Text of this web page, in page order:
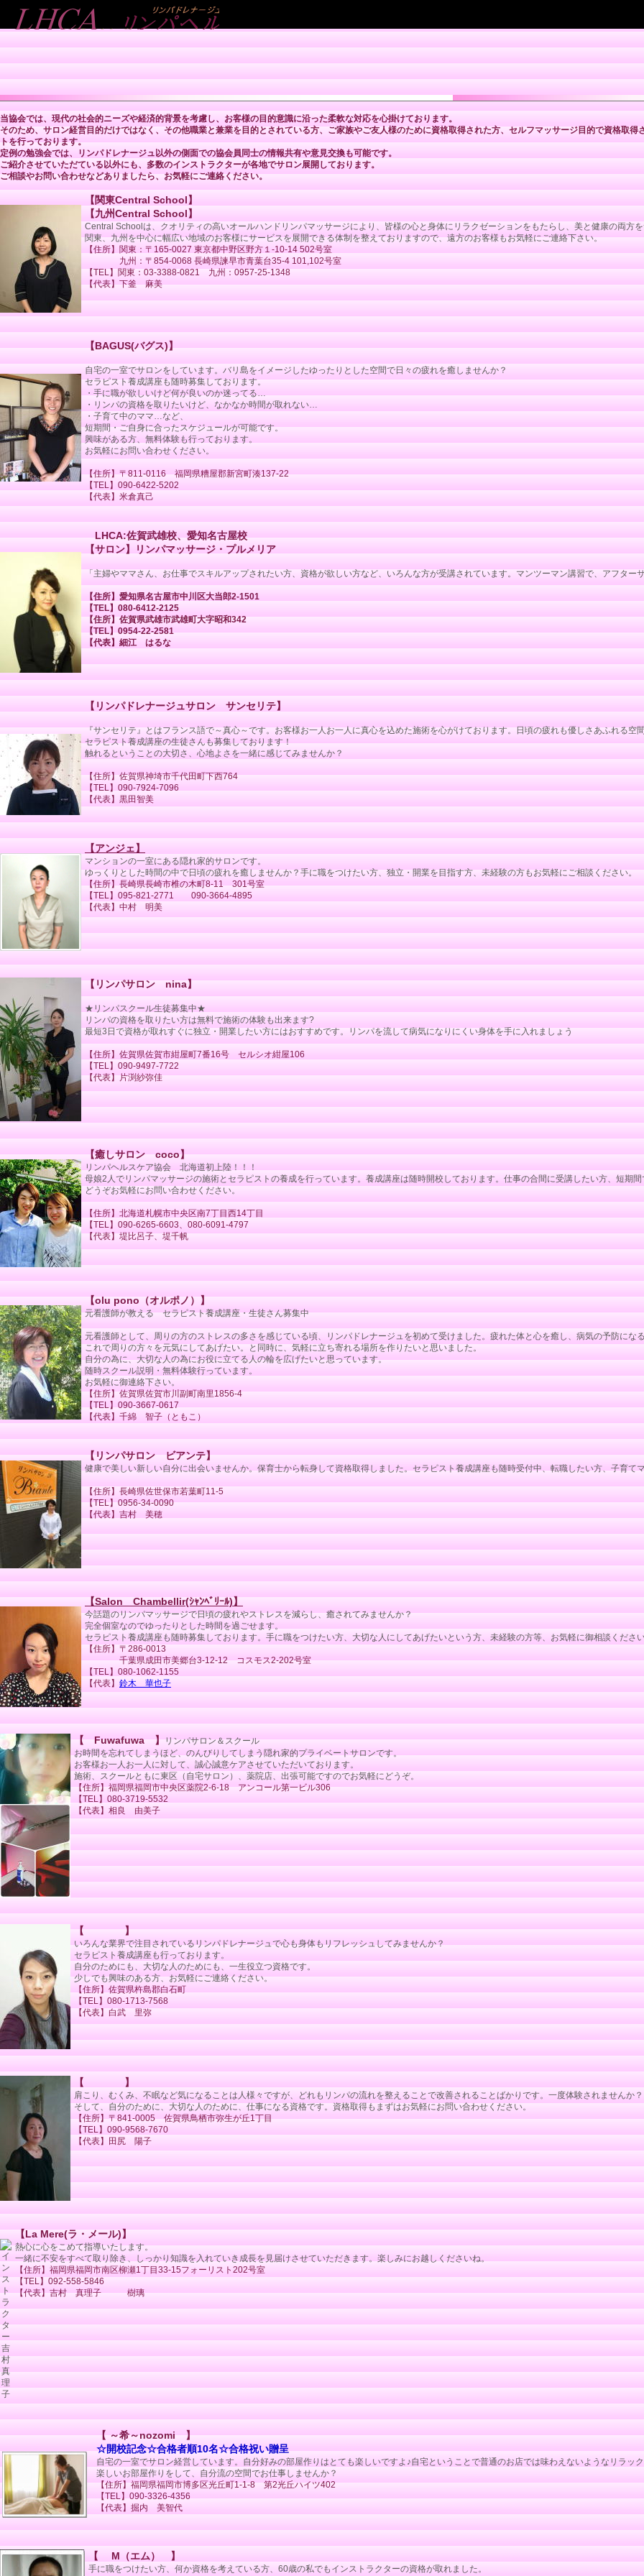
当協会では、現代の社会的ニーズや経済的背景を考慮し、お客様の目的意識に沿った柔軟な対応を心掛けております。
そのため、サロン経営目的だけではなく、その他職業と兼業を目的とされている方、ご家族やご友人様のために資格取得された方、セルフマッサージ目的で資格取
トを行っております。
定例の勉強会では、リンパドレナージュ以外の側面での協会員同士の情報共有や意見交換も可能です。
ご紹介させていただている以外にも、多数のインストラクターが各地でサロン展開しております。
ご相談やお問い合わせなどありましたら、お気軽にご連絡ください。
【関東Central School】
【九州Central School】
Central Schoolは、クオリティの高いオールハンドリンパマッサージにより、皆様の心と身体にリラクゼーションをもたらし、美と健康の両方
関東、九州を中心に幅広い地域のお客様にサービスを展開できる体制を整えておりますので、遠方のお客様もお気軽にご連絡下さい。
【住所】関東：〒165-0027 東京都中野区野方１-10-14 502号室
九州：〒854-0068 長崎県諫早市青葉台35-4 101,102号室
【TEL】関東：03-3388-0821 九州：0957-25-1348
【代表】下釜 麻美
【BAGUS(バグス)】
自宅の一室でサロンをしています。バリ島をイメージしたゆったりとした空間で日々の疲れを癒しませんか？
セラピスト養成講座も随時募集しております。
・手に職が欲しいけど何が良いのか迷ってる…
・リンパの資格を取りたいけど、なかなか時間が取れない…
・子育て中のママ…など、
短期間・ご自身に合ったスケジュールが可能です。
興味がある方、無料体験も行っております。
お気軽にお問い合わせください。
【住所】〒811-0116 福岡県糟屋郡新宮町湊137-22
【TEL】090-6422-5202
【代表】米倉真己
LHCA:佐賀武雄校、愛知名古屋校
【サロン】リンパマッサージ・プルメリア
「主婦やママさん、お仕事でスキルアップされたい方、資格が欲しい方など、いろんな方が受講されています。マンツーマン講習で、アフター
【住所】愛知県名古屋市中川区大当郎2-1501
【TEL】080-6412-2125
【住所】佐賀県武雄市武雄町大字昭和342
【TEL】0954-22-2581
【代表】細江 はるな
【リンパドレナージュサロン サンセリテ】
『サンセリテ』とはフランス語で～真心～です。お客様お一人お一人に真心を込めた施術を心がけております。日頃の疲れも優しさあふれる空
セラピスト養成講座の生徒さんも募集しております！
触れるということの大切さ、心地よさを一緒に感じてみませんか？
【住所】佐賀県神埼市千代田町下西764
【TEL】090-7924-7096
【代表】黒田智美
【アンジェ】
マンションの一室にある隠れ家的サロンです。
ゆっくりとした時間の中で日頃の疲れを癒しませんか？手に職をつけたい方、独立・開業を目指す方、未経験の方もお気軽にご相談ください。
【住所】長崎県長崎市椎の木町8-11 301号室
【TEL】095-821-2771 090-3664-4895
【代表】中村 明美
【リンパサロン nina】
★リンパスクール生徒募集中★
リンパの資格を取りたい方は無料で施術の体験も出来ます?
最短3日で資格が取れすぐに独立・開業したい方にはおすすめです。リンパを流して病気になりにくい身体を手に入れましょう
【住所】佐賀県佐賀市紺屋町7番16号 セルシオ紺屋106
【TEL】090-9497-7722
【代表】片渕紗弥佳
【癒しサロン coco】
リンパヘルスケア協会 北海道初上陸！！！
母娘2人でリンパマッサージの施術とセラピストの養成を行っています。養成講座は随時開校しております。仕事の合間に受講したい方、短期
どうぞお気軽にお問い合わせください。
【住所】北海道札幌市中央区南7丁目西14丁目
【TEL】090-6265-6603、080-6091-4797
【代表】堤比呂子、堤千帆
【olu pono（オルポノ）】
元看護師が教える セラピスト養成講座・生徒さん募集中
元看護師として、周りの方のストレスの多さを感じている頃、リンパドレナージュを初めて受けました。疲れた体と心を癒し、病気の予防にな
これで周りの方々を元気にしてあげたい。と同時に、気軽に立ち寄れる場所を作りたいと思いました。
自分の為に、大切な人の為にお役に立てる人の輪を広げたいと思っています。
随時スクール説明・無料体験行っています。
お気軽に御連絡下さい。
【住所】佐賀県佐賀市川副町南里1856-4
【TEL】090-3667-0617
【代表】千綿 智子（ともこ）
【リンパサロン ビアンテ】
健康で美しい新しい自分に出会いませんか。保育士から転身して資格取得しました。セラピスト養成講座も随時受付中、転職したい方、子育て
【住所】長崎県佐世保市若葉町11-5
【TEL】0956-34-0090
【代表】吉村 美穂
【Salon Chambellir(ｼｬﾝﾍﾞﾘｰﾙ)】
今話題のリンパマッサージで日頃の疲れやストレスを減らし、癒されてみませんか？
完全個室なのでゆったりとした時間を過ごせます。
セラピスト養成講座も随時募集しております。手に職をつけたい方、大切な人にしてあげたいという方、未経験の方等、お気軽に御相談くださ
【住所】〒286-0013
千葉県成田市美郷台3-12-12 コスモス2-202号室
【TEL】080-1062-1155
【代表】 鈴木 華也子
【 Fuwafuwa 】リンパサロン＆スクール
お時間を忘れてしまうほど、のんびりしてしまう隠れ家的プライベートサロンです。
お客様お一人お一人に対して、誠心誠意ケアさせていただいております。
施術、スクールともに東区（自宅サロン）、薬院店、出張可能ですのでお気軽にどうぞ。
【住所】福岡県福岡市中央区薬院2-6-18 アンコール第一ビル306
【TEL】080-3719-5532
【代表】相良 由美子
【 】
いろんな業界で注目されているリンパドレナージュで心も身体もリフレッシュしてみませんか？
セラピスト養成講座も行っております。
自分のためにも、大切な人のためにも、一生役立つ資格です。
少しでも興味のある方、お気軽にご連絡ください。
【住所】佐賀県杵島郡白石町
【TEL】080-1713-7568
【代表】白武 里弥
【 】
肩こり、むくみ、不眠など気になることは人様々ですが、どれもリンパの流れを整えることで改善されることばかりです。一度体験されませんか？
そして、自分のために、大切な人のために、仕事になる資格です。資格取得もまずはお気軽にお問い合わせください。
【住所】〒841-0005 佐賀県鳥栖市弥生が丘1丁目
【TEL】090-9568-7670
【代表】田尻 陽子
【La Mere(ラ・メール)】
熱心に心をこめて指導いたします。
一緒に不安をすべて取り除き、しっかり知識を入れていき成長を見届けさせていただきます。楽しみにお越しくださいね。
【住所】福岡県福岡市南区柳瀬1丁目33-15フォーリスト202号室
【TEL】092-558-5846
【代表】吉村 真理子 樹璃
【 ～希～nozomi 】
☆開校記念☆合格者順10名☆合格祝い贈呈
自宅の一室でサロン経営しています。自分好みの部屋作りはとても楽しいですよ♪自宅ということで普通のお店では味わえないようなリラ
楽しいお部屋作りをして、自分流の空間でお仕事しませんか？
【住所】福岡県福岡市博多区光丘町1-1-8 第2光丘ハイツ402
【TEL】090-3326-4356
【代表】掘内 美智代
【 М（エム） 】
手に職をつけたい方、何か資格を考えている方、60歳の私でもインストラクターの資格が取れました。